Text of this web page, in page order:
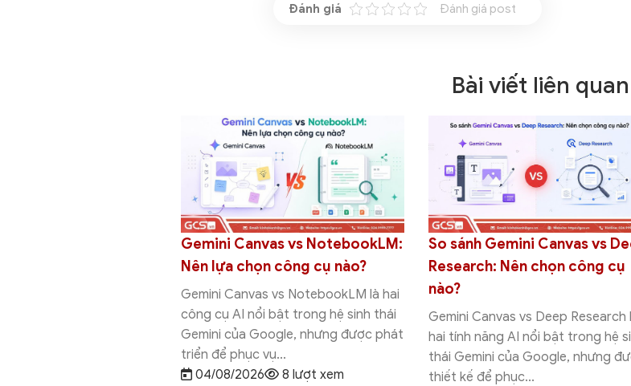
Đánh giá post
Bài viết liên quan
Gemini Canvas vs NotebookLM:
Nên lựa chọn công cụ nào?
Gemini Canvas vs NotebookLM là hai
công cụ AI nổi bật trong hệ sinh thái
Gemini của Google, nhưng được phát
triển để phục vụ...
04/08/2026
8 lượt xem
So sánh Gemini Canvas vs Deep
Research: Nên chọn công cụ
nào?
Gemini Canvas vs Deep Research là
hai tính năng AI nổi bật trong hệ sinh
thái Gemini của Google, nhưng được
thiết kế để phục...
hai
được